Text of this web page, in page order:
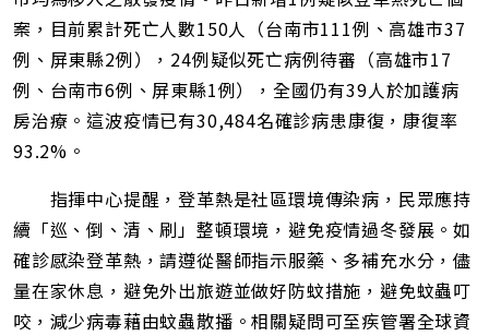
案，目前累計死亡人數150人（台南市111例、高雄市37
例、屏東縣2例），24例疑似死亡病例待審（高雄市17
例、台南市6例、屏東縣1例），全國仍有39人於加護病
房治療。這波疫情已有30,484名確診病患康復，康復率
93.2%。
指揮中心提醒，登革熱是社區環境傳染病，民眾應持
續「巡、倒、清、刷」整頓環境，避免疫情過冬發展。如
確診感染登革熱，請遵從醫師指示服藥、多補充水分，儘
量在家休息，避免外出旅遊並做好防蚊措施，避免蚊蟲叮
咬，減少病毒藉由蚊蟲散播。相關疑問可至疾管署全球資